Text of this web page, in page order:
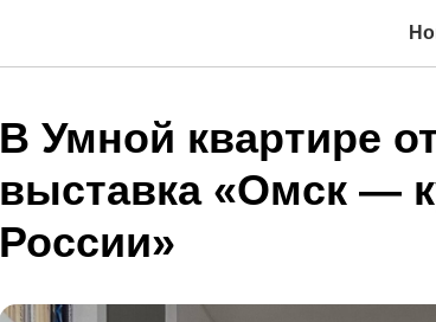
В Умной квартире
выставка «Омск —
России»